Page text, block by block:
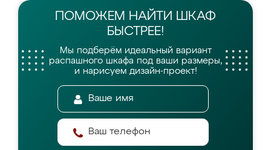
ПОМОЖЕМ НАЙТИ ШКАФ
БЫСТРЕЕ!
Мы подберём идеальный вариант
распашного шкафа под ваши размеры,
и нарисуем дизайн-проект!